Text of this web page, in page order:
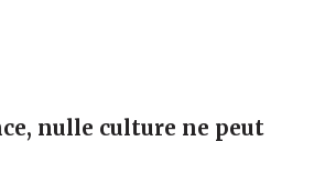
nulle culture ne peut